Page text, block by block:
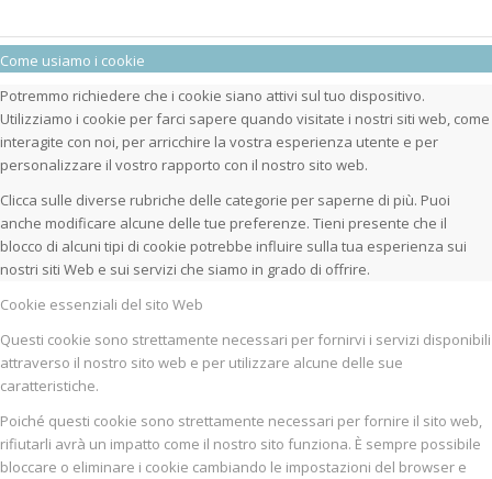
Come usiamo i cookie
Potremmo richiedere che i cookie siano attivi sul tuo dispositivo.
Utilizziamo i cookie per farci sapere quando visitate i nostri siti web, come
interagite con noi, per arricchire la vostra esperienza utente e per
personalizzare il vostro rapporto con il nostro sito web.
Clicca sulle diverse rubriche delle categorie per saperne di più. Puoi
anche modificare alcune delle tue preferenze. Tieni presente che il
blocco di alcuni tipi di cookie potrebbe influire sulla tua esperienza sui
nostri siti Web e sui servizi che siamo in grado di offrire.
Cookie essenziali del sito Web
Questi cookie sono strettamente necessari per fornirvi i servizi disponibili
attraverso il nostro sito web e per utilizzare alcune delle sue
caratteristiche.
Poiché questi cookie sono strettamente necessari per fornire il sito web,
rifiutarli avrà un impatto come il nostro sito funziona. È sempre possibile
bloccare o eliminare i cookie cambiando le impostazioni del browser e